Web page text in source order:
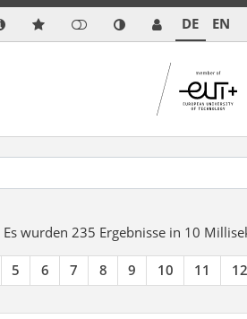
DE EN
Es wurden 235 Ergebnisse in 10
5 6 7 8 9 10 11 12